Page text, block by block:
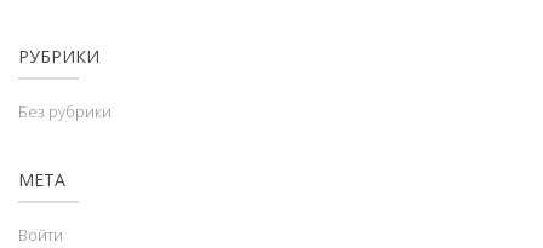
РУБРИКИ
Без рубрики
МЕТА
Войти